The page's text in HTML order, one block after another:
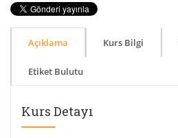
Açıklama Kurs Bilgi
Etiket Bulutu
Kurs Detayı